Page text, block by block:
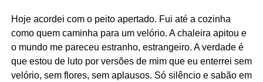
Hoje acordei com o peito apertado. Fui até a cozinha
como quem caminha para um velório. A chaleira apitou e
o mundo me pareceu estranho, estrangeiro. A verdade é
que estou de luto por versões de mim que eu enterrei sem
velório, sem flores, sem aplausos. Só silêncio e sabão em